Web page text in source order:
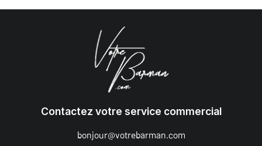
Contactez votre service commercial
bonjour@votrebarman.com